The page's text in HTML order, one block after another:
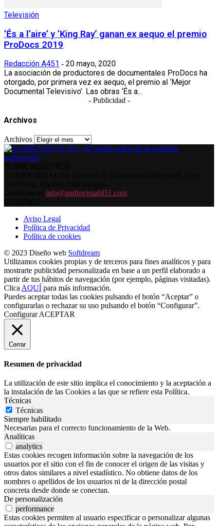
Televisión
‘És a l’aire’ y ‘King Ray’ ganan ex aequo el premio
ProDocs 2019
Redacción A451 - 20 mayo, 2020
La asociación de productores de documentales ProDocs ha
otorgado, por primera vez ex aequo, el premio al ‘Mejor
Documental Televisivo’. Las obras ‘És a...
- Publicidad -
Archivos
Archivos
info@audiovisual451.com
Aviso Legal
Política de Privacidad
Política de cookies
© 2023 Diseño web Softdream
Utilizamos cookies propias y de terceros para fines analíticos y para
mostrarte publicidad personalizada en base a un perfil elaborado a
partir de tus hábitos de navegación (por ejemplo, páginas visitadas).
Clica AQUÍ para más información.
Puedes aceptar todas las cookies pulsando el botón “Aceptar” o
configurarlas o rechazar su uso pulsando el botón “Configurar”.
Configurar ACEPTAR
Cerrar
Resumen de privacidad
La utilización de este sitio implica el conocimiento y la aceptación a
la instalación de las Cookies a las que se refiere esta Política.
Técnicas
Técnicas
Siempre habilitado
Necesarias para el correcto funcionamiento de la Web.
Analíticas
analytics
Estas cookies recogen información sobre la navegación de los
usuarios por el sitio con el fin de conocer el origen de las visitas y
otros datos similares a nivel estadístico. No obtiene datos de los
nombres o apellidos de los usuarios ni de la dirección postal
concreta desde donde se conectan.
De personalización
performance
Estas cookies permiten al usuario especificar o personalizar algunas